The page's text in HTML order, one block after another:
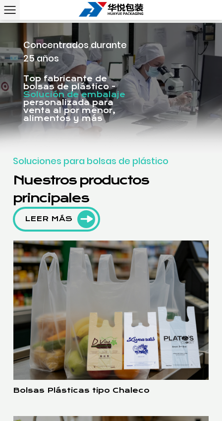
Concentrados durante
25 años
Top fabricante de
bolsas de plástico -
Solución de embalaje
personalizada para
venta al por menor,
alimentos y más
Soluciones para bolsas de plástico
Nuestros productos
principales
LEER MÁS
Bolsas Plásticas tipo Chaleco